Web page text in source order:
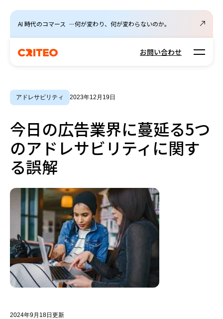
AI 時代のコマース ―何が変わり、何が変わらないのか。
お問い合わせ Open
アドレサビリティ 2023年12月19日
今日の広告業界に蔓延る5つ
のアドレサビリティに関す
る誤解
2024年9月18日更新